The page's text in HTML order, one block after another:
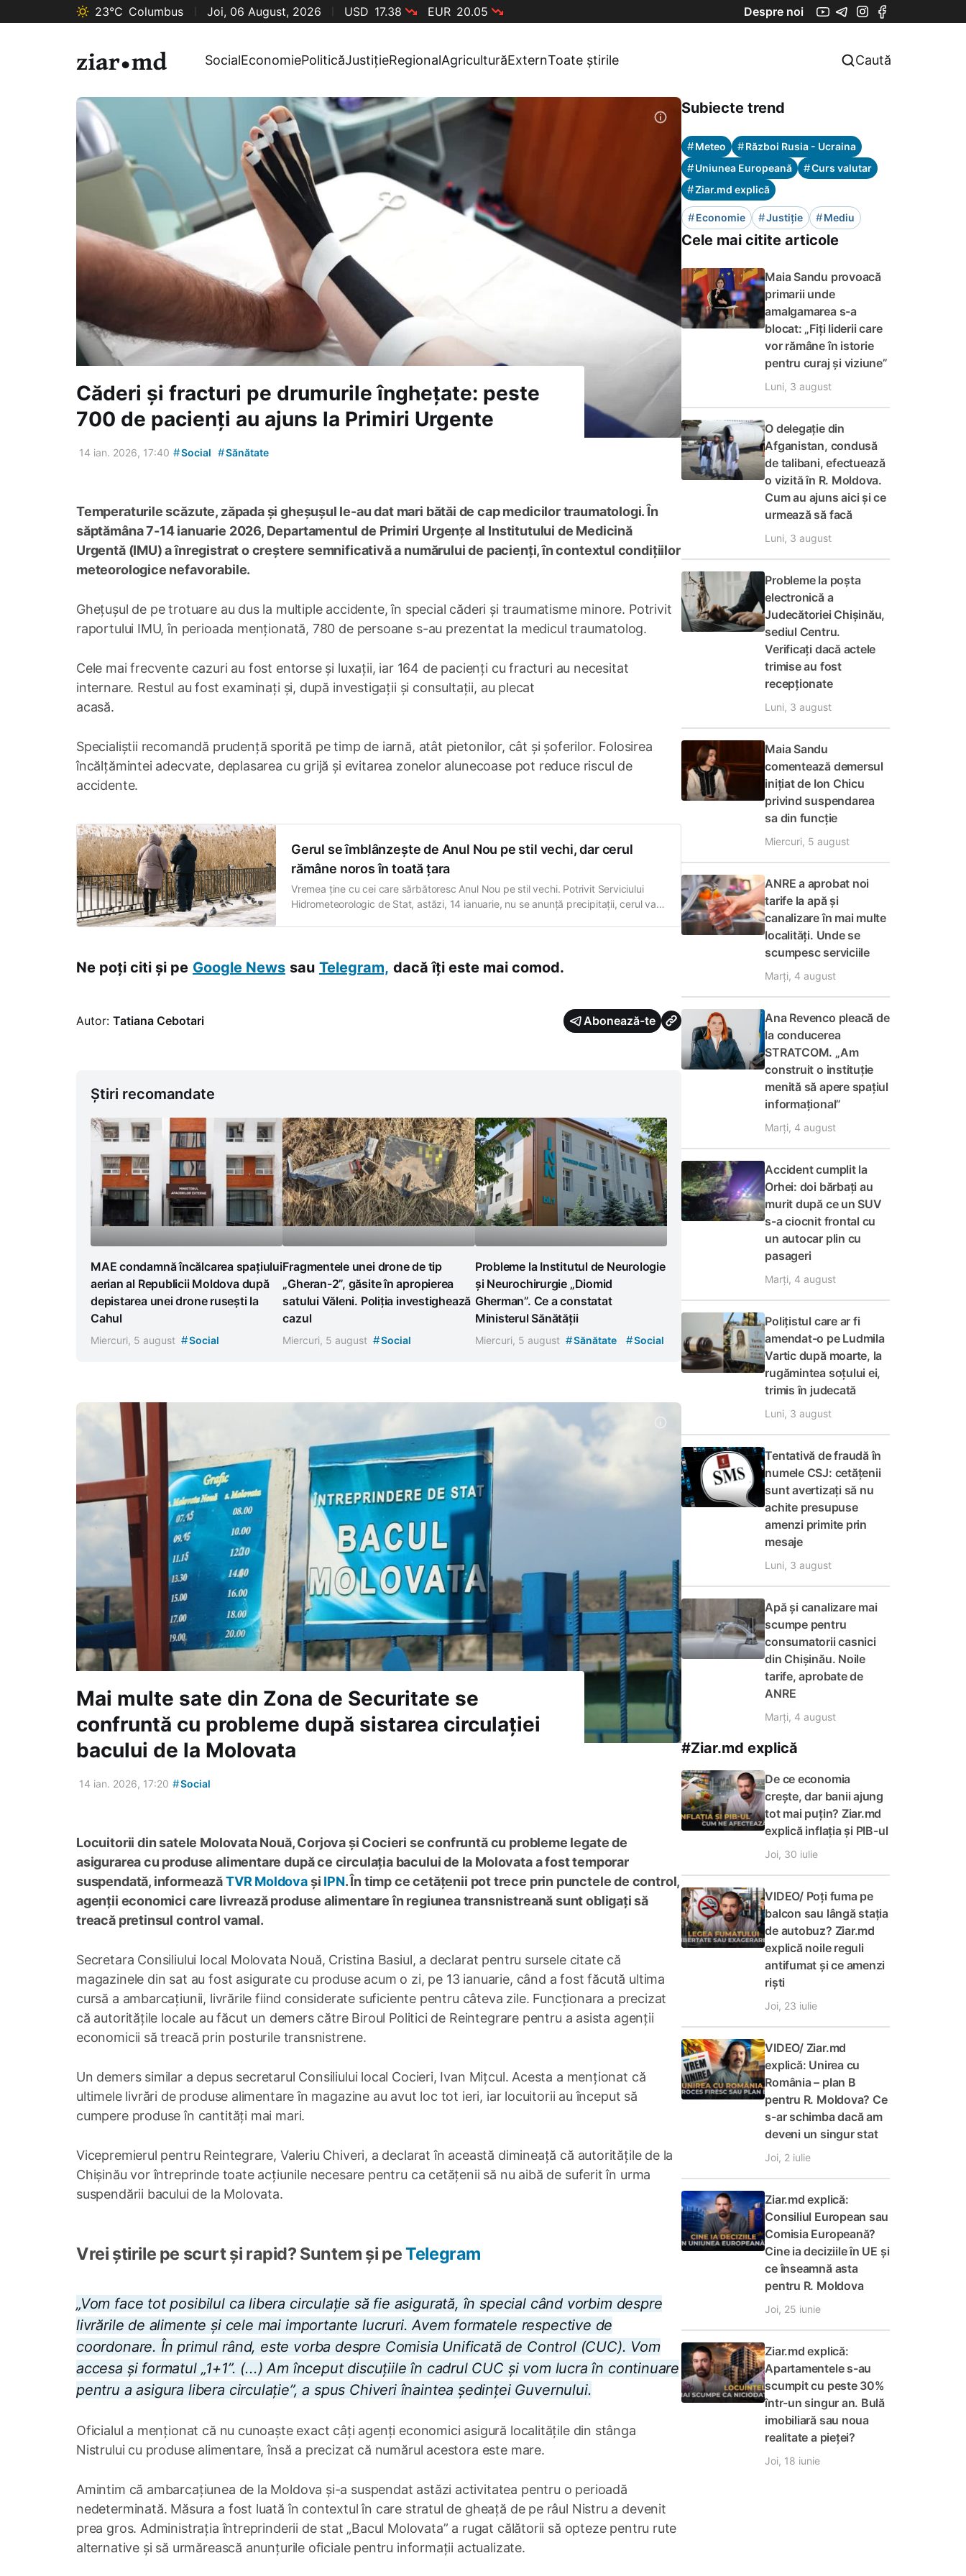
23°C Columbus Joi, 06 August, 2026 USD 17.38 EUR 20.05 Despre noi
SocialEconomiePoliticăJustițieRegionalAgriculturăExternToate știrile Caută
Căderi și fracturi pe drumurile înghețate: peste
700 de pacienți au ajuns la Primiri Urgente
14 ian. 2026, 17:40 #Social #Sănătate
Temperaturile scăzute, zăpada și gheșușul le-au dat mari bătăi de cap medicilor traumatologi. În
săptămâna 7-14 ianuarie 2026, Departamentul de Primiri Urgențe al Institutului de Medicină
Urgentă (IMU) a înregistrat o creștere semnificativă a numărului de pacienți, în contextul condițiilor
meteorologice nefavorabile.
Ghețușul de pe trotuare au dus la multiple accidente, în special căderi și traumatisme minore. Potrivit
raportului IMU, în perioada menționată, 780 de persoane s-au prezentat la medicul traumatolog.
Cele mai frecvente cazuri au fost entorse și luxații, iar 164 de pacienți cu fracturi au necesitat
internare. Restul au fost examinați și, după investigații și consultații, au plecat
acasă.
Specialiștii recomandă prudență sporită pe timp de iarnă, atât pietonilor, cât și șoferilor. Folosirea
încălțămintei adecvate, deplasarea cu grijă și evitarea zonelor alunecoase pot reduce riscul de
accidente.
Gerul se îmblânzește de Anul Nou pe stil vechi, dar cerul
rămâne noros în toată țara
Vremea ține cu cei care sărbătoresc Anul Nou pe stil vechi. Potrivit Serviciului
Hidrometeorologic de Stat, astăzi, 14 ianuarie, nu se anunță precipitații, cerul va
Ne poți citi și pe Google News sau Telegram, dacă îți este mai comod.
Autor: Tatiana Cebotari Abonează-te
Știri recomandate
MAE condamnă încălcarea spațiului
aerian al Republicii Moldova după
depistarea unei drone rusești la
Cahul
Miercuri, 5 august #Social
Fragmentele unei drone de tip
„Gheran-2”, găsite în apropierea
satului Văleni. Poliția investighează
cazul
Miercuri, 5 august #Social
Probleme la Institutul de Neurologie
și Neurochirurgie „Diomid
Gherman”. Ce a constatat
Ministerul Sănătății
Miercuri, 5 august #Sănătate #Social
Mai multe sate din Zona de Securitate se
confruntă cu probleme după sistarea circulației
bacului de la Molovata
14 ian. 2026, 17:20 #Social
Locuitorii din satele Molovata Nouă, Corjova și Cocieri se confruntă cu probleme legate de
asigurarea cu produse alimentare după ce circulația bacului de la Molovata a fost temporar
suspendată, informeazăTVR Moldovași IPN. În timp ce cetățenii pot trece prin punctele de control,
agenții economici care livrează produse alimentare în regiunea transnistreană sunt obligați să
treacă pretinsul control vamal.
Secretara Consiliului local Molovata Nouă, Cristina Basiul, a declarat pentru sursele citate că
magazinele din sat au fost asigurate cu produse acum o zi, pe 13 ianuarie, când a fost făcută ultima
cursă a ambarcațiunii, livrările fiind considerate suficiente pentru câteva zile. Funcționara a precizat
că autoritățile locale au făcut un demers către Biroul Politici de Reintegrare pentru a asista agenții
economicii să treacă prin posturile transnistrene.
Un demers similar a depus secretarul Consiliului local Cocieri, Ivan Mițcul. Acesta a menționat că
ultimele livrări de produse alimentare în magazine au avut loc tot ieri, iar locuitorii au început să
cumpere produse în cantități mai mari.
Vicepremierul pentru Reintegrare, Valeriu Chiveri, a declarat în această dimineață că autoritățile de la
Chișinău vor întreprinde toate acțiunile necesare pentru ca cetățenii să nu aibă de suferit în urma
suspendării bacului de la Molovata.
Vrei știrile pe scurt și rapid? Suntem și peTelegram
„Vom face tot posibilul ca libera circulație să fie asigurată, în special când vorbim despre
livrările de alimente și cele mai importante lucruri. Avem formatele respective de
coordonare. În primul rând, este vorba despre Comisia Unificată de Control (CUC). Vom
accesa și formatul „1+1”. (...) Am început discuțiile în cadrul CUC și vom lucra în continuare
pentru a asigura libera circulație”, a spus Chiveri înaintea ședinței Guvernului.
Oficialul a menționat că nu cunoaște exact câți agenți economici asigură localitățile din stânga
Nistrului cu produse alimentare, însă a precizat că numărul acestora este mare.
Amintim că ambarcațiunea de la Moldova și-a suspendat astăzi activitatea pentru o perioadă
nedeterminată. Măsura a fost luată în contextul în care stratul de gheață de pe râul Nistru a devenit
prea gros. Administrația întreprinderii de stat „Bacul Molovata” a rugat călătorii să opteze pentru rute
alternative și să urmărească anunțurile oficiale pentru informații actualizate.
Subiecte trend
#Meteo #Război Rusia - Ucraina
#Uniunea Europeană #Curs valutar
#Ziar.md explică
#Economie #Justiție #Mediu
Cele mai citite articole
Maia Sandu provoacă
primarii unde
amalgamarea s-a
blocat: „Fiți liderii care
vor rămâne în istorie
pentru curaj și viziune”
Luni, 3 august
O delegație din
Afganistan, condusă
de talibani, efectuează
o vizită în R. Moldova.
Cum au ajuns aici și ce
urmează să facă
Luni, 3 august
Probleme la poșta
electronică a
Judecătoriei Chișinău,
sediul Centru.
Verificați dacă actele
trimise au fost
recepționate
Luni, 3 august
Maia Sandu
comentează demersul
inițiat de Ion Chicu
privind suspendarea
sa din funcție
Miercuri, 5 august
ANRE a aprobat noi
tarife la apă și
canalizare în mai multe
localități. Unde se
scumpesc serviciile
Marți, 4 august
Ana Revenco pleacă de
la conducerea
STRATCOM. „Am
construit o instituție
menită să apere spațiul
informațional”
Marți, 4 august
Accident cumplit la
Orhei: doi bărbați au
murit după ce un SUV
s-a ciocnit frontal cu
un autocar plin cu
pasageri
Marți, 4 august
Polițistul care ar fi
amendat-o pe Ludmila
Vartic după moarte, la
rugămintea soțului ei,
trimis în judecată
Luni, 3 august
Tentativă de fraudă în
numele CSJ: cetățenii
sunt avertizați să nu
achite presupuse
amenzi primite prin
mesaje
Luni, 3 august
Apă și canalizare mai
scumpe pentru
consumatorii casnici
din Chișinău. Noile
tarife, aprobate de
ANRE
Marți, 4 august
#Ziar.md explică
De ce economia
crește, dar banii ajung
tot mai puțin? Ziar.md
explică inflația și PIB-ul
Joi, 30 iulie
VIDEO/ Poți fuma pe
balcon sau lângă stația
de autobuz? Ziar.md
explică noile reguli
antifumat și ce amenzi
riști
Joi, 23 iulie
VIDEO/ Ziar.md
explică: Unirea cu
România – plan B
pentru R. Moldova? Ce
s-ar schimba dacă am
deveni un singur stat
Joi, 2 iulie
Ziar.md explică:
Consiliul European sau
Comisia Europeană?
Cine ia deciziile în UE și
ce înseamnă asta
pentru R. Moldova
Joi, 25 iunie
Ziar.md explică:
Apartamentele s-au
scumpit cu peste 30%
într-un singur an. Bulă
imobiliară sau noua
realitate a pieței?
Joi, 18 iunie